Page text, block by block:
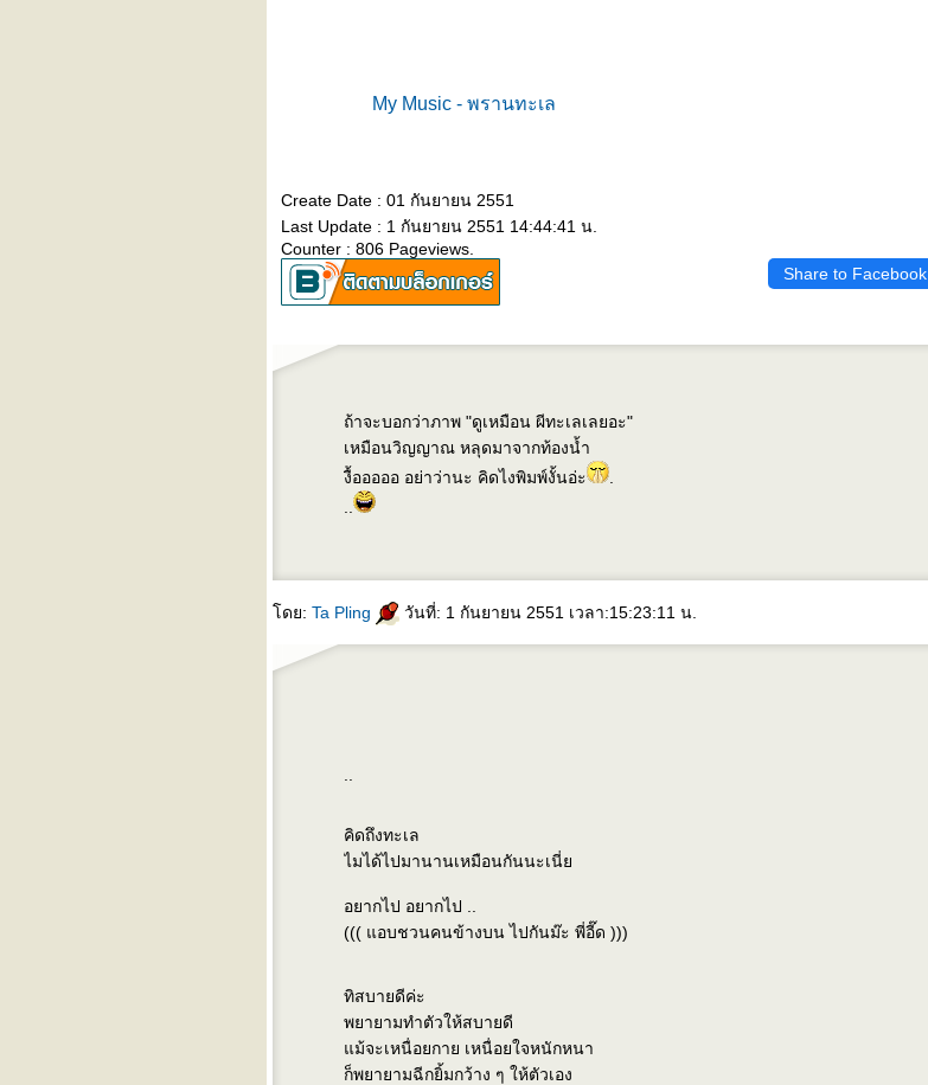
My Music - พรานทะเล
Create Date : 01 กันยายน 2551
Last Update : 1 กันยายน 2551 14:44:41 น.
Counter : 806 Pageviews.
Share to Facebook
ถ้าจะบอกว่าภาพ "ดูเหมือน ผีทะเลเลยอะ"
เหมือนวิญญาณ หลุดมาจากท้องน้ำ
งื้อออออ อย่าว่านะ คิดไงพิมพ์งั้นอ่ะ
ดย: Ta Pling วันที่: 1 กันยายน 2551 เวลา:15:23:11 น.
คิดถึงทะเล
ไมได้ไปมานานเหมือนกันนะเนี่
อยากไป อยากไป ..
((( แอบชวนคนข้างบน ไปกันม๊ะ พี่อี๊ด )))
ทิสบายดีค่ะ
พยายามทำตัวให้สบายดี
ม้จะเหนื่อยกาย เหนื่อยใจหนักหนา
ก็พยายามฉีกยิ้มกว้าง ๆ ให้ตัวเอง